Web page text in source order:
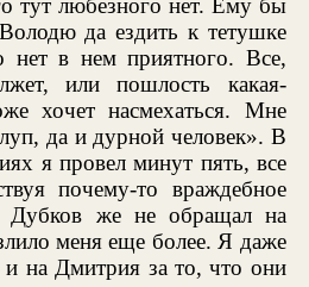
тут любезного нет. Ему бы
да ездить к тетушке
нет в нем приятного. Все,
или пошлость какая-
хочет насмехаться. Мне
да и дурной человек». В
я провел минут пять, все
почему-то враждебное
Дубков же не обращал на
меня еще более. Я даже
на Дмитрия за то, что они